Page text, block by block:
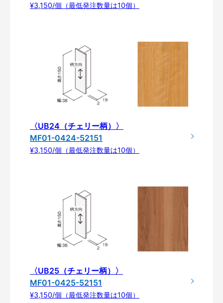
¥3,150/個（最低発注数量は10個）
〈UB24（チェリー柄）〉
MF01-0424-52151
¥3,150/個（最低発注数量は10個）
〈UB25（チェリー柄）〉
MF01-0425-52151
¥3,150/個（最低発注数量は10個）